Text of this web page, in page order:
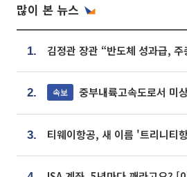
많이 본 뉴스
1.
2. 속보 중부내륙고속도로서 미
3.